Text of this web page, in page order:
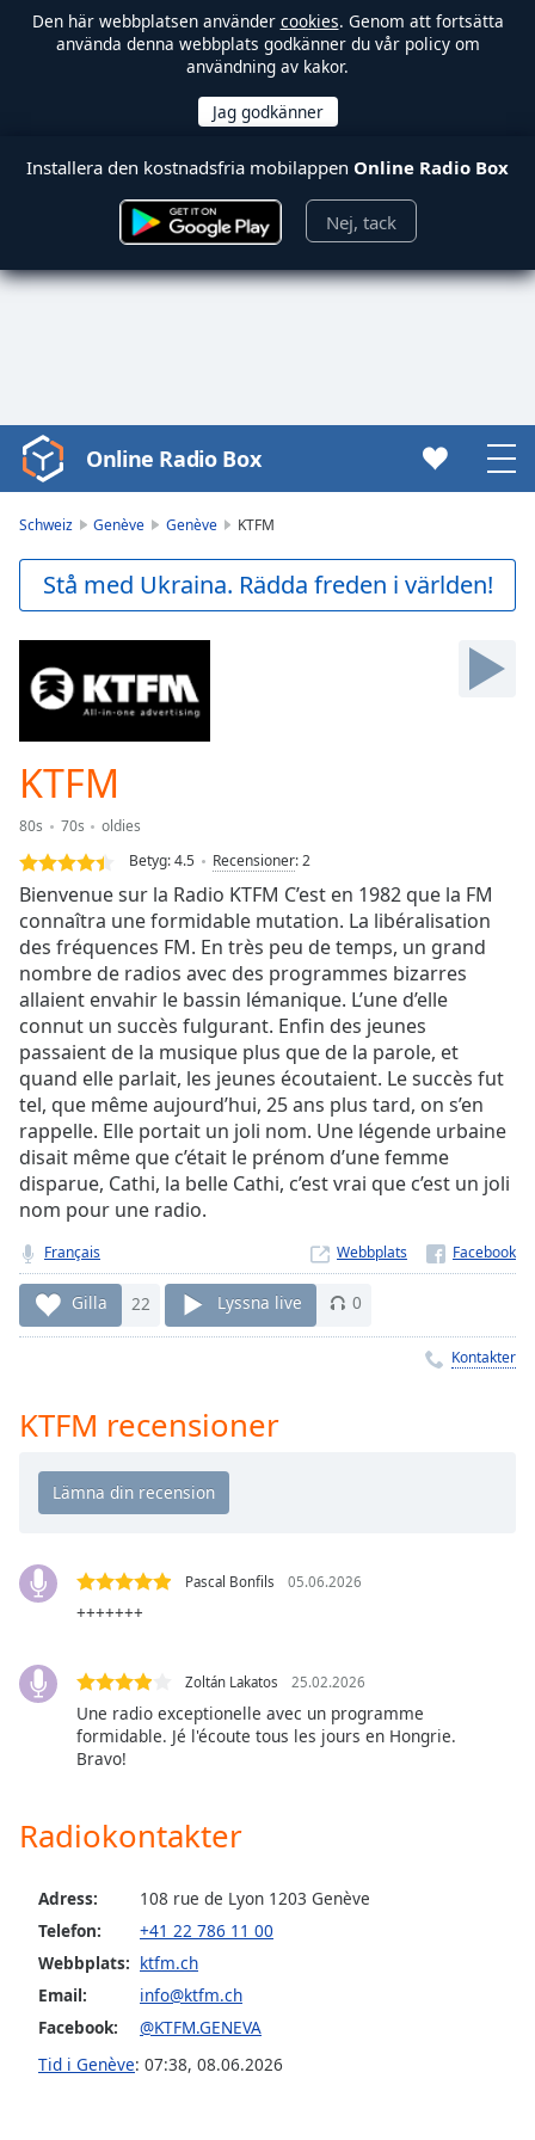
Den här webbplatsen använder cookies. Genom att fortsätta
använda denna webbplats godkänner du vår policy om
användning av kakor.
Installera den kostnadsfria mobilappen Online Radio Box
Nej, tack
Video
Player
Play
Video
Backward
Skip
Forward
Mute
Current
Time
0:00
Loaded:
0.00%
Stream
TypeLIVE
Seek to
live,
currently
behind
liveLIVE
Remaining
Time -
Playback
Chapters
Chapters
off,
Subtitles
settings,
opens
dialog
subtitles
,
selected
Track
in-
Picture
Fullscreen
modal
window.
Online Radio Box
Schweiz Genève Genève KTFM
Stå med Ukraina. Rädda freden i världen!
KTFM
80s 70s
oldies
Betyg:4.5 Recensioner:2
Bienvenue sur la Radio KTFM C’est en 1982 que la FM
connaîtra une formidable mutation. La libéralisation
des fréquences FM. En très peu de temps, un grand
nombre de radios avec des programmes bizarres
allaient envahir le bassin lémanique. L’une d’elle
connut un succès fulgurant. Enfin des jeunes
passaient de la musique plus que de la parole, et
quand elle parlait, les jeunes écoutaient. Le succès fut
tel, que même aujourd’hui, 25 ans plus tard, on s’en
rappelle. Elle portait un joli nom. Une légende urbaine
disait même que c’était le prénom d’une femme
disparue, Cathi, la belle Cathi, c’est vrai que c’est un joli
nom pour une radio.
Français Webbplats
Gilla 22 Lyssna live 0
Kontakter
KTFM recensioner
Pascal Bonfils 05.06.2026
+++++++
Zoltán Lakatos 25.02.2026
Une radio exceptionelle avec un programme
formidable. Jé l'écoute tous les jours en Hongrie.
Bravo!
Radiokontakter
Adress:
108 rue de Lyon 1203 Genève
Telefon:
+41 22 786 11 00
Webbplats: ktfm.ch
Email:
info@ktfm.ch
Facebook:
@KTFM.GENEVA
Tid i Genève: 07:38, 08.06.2026